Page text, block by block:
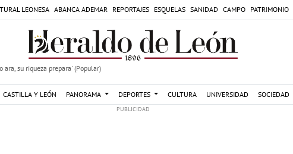
LEONESA ABANCA ADEMAR REPORTAJES ESQUELAS SANIDAD CAMPO PATRIMONIO
ara, su riqueza prepara' (Popular)
CASTILLA Y LEÓN PANORAMA DEPORTES CULTURA UNIVERSIDAD SOCIEDAD